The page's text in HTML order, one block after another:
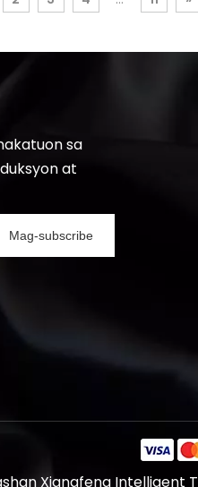
sa
at
Mag-subscribe
Xiangfeng Intelligent